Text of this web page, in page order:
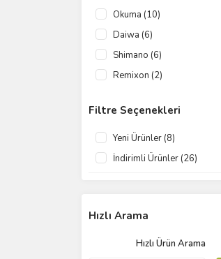
Okuma (10)
Daiwa (6)
Shimano (6)
Remixon (2)
Oslo (1)
Savage Gear (1)
Filtre Seçenekleri
Yeni Ürünler (8)
İndirimli Ürünler (26)
Hızlı Arama
Hızlı Ürün Arama